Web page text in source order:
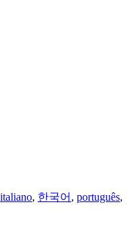
italiano, 한국어 , português,